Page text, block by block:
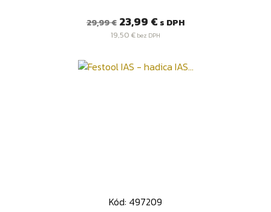
Bežná
cena
29,99 € Cena
23,99 € s DPH
19,50 € bez DPH
Kód: 497209